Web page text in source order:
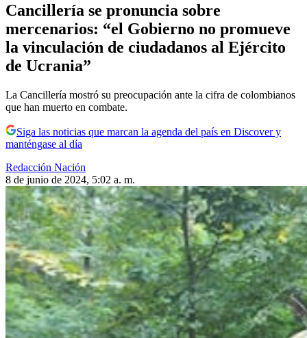
Cancillería se pronuncia sobre
mercenarios: “el Gobierno no promueve
la vinculación de ciudadanos al Ejército
de Ucrania”
La Cancillería mostró su preocupación ante la cifra de colombianos
que han muerto en combate.
Siga las noticias que marcan la agenda del país en Discover y
manténgase al día
Redacción Nación
8 de junio de 2024, 5:02 a. m.